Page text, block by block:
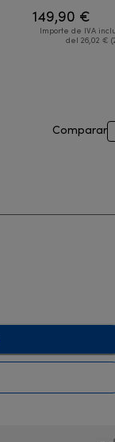
149,90 €
Importe de IVA
del 26,02 €
Comparar